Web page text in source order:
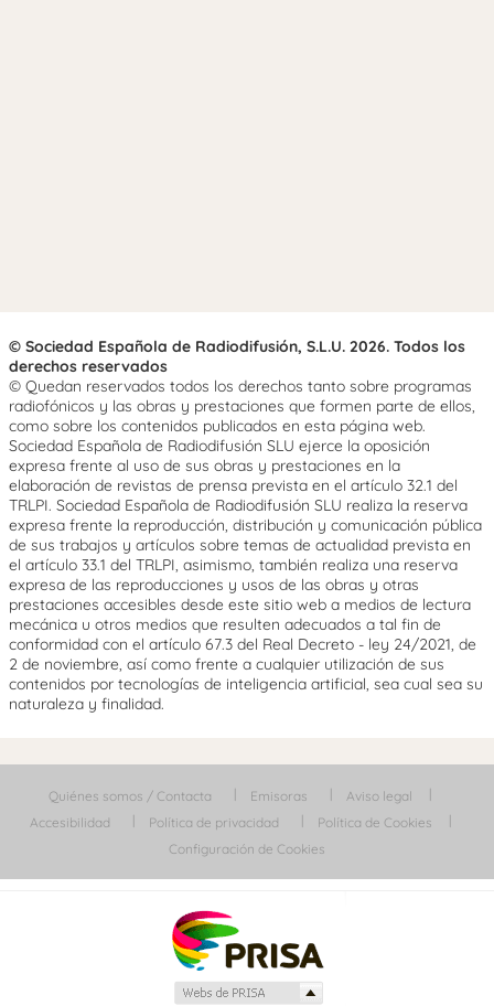
© Sociedad Española de Radiodifusión, S.L.U. 2026. Todos los
derechos reservados
© Quedan reservados todos los derechos tanto sobre programas
radiofónicos y las obras y prestaciones que formen parte de ellos,
como sobre los contenidos publicados en esta página web.
Sociedad Española de Radiodifusión SLU ejerce la oposición
expresa frente al uso de sus obras y prestaciones en la
elaboración de revistas de prensa prevista en el artículo 32.1 del
TRLPI. Sociedad Española de Radiodifusión SLU realiza la reserva
expresa frente la reproducción, distribución y comunicación pública
de sus trabajos y artículos sobre temas de actualidad prevista en
el artículo 33.1 del TRLPI, asimismo, también realiza una reserva
expresa de las reproducciones y usos de las obras y otras
prestaciones accesibles desde este sitio web a medios de lectura
mecánica u otros medios que resulten adecuados a tal fin de
conformidad con el artículo 67.3 del Real Decreto - ley 24/2021, de
2 de noviembre, así como frente a cualquier utilización de sus
contenidos por tecnologías de inteligencia artificial, sea cual sea su
naturaleza y finalidad.
Quiénes somos / Contacta Emisoras
Aviso legal
Accesibilidad
Política de privacidad
Política de Cookies
Configuración de Cookies